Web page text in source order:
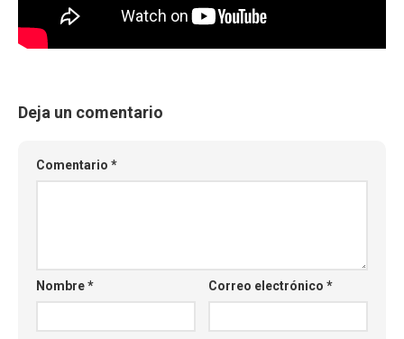
Deja un comentario
Comentario *
Nombre* Correo electrónico*